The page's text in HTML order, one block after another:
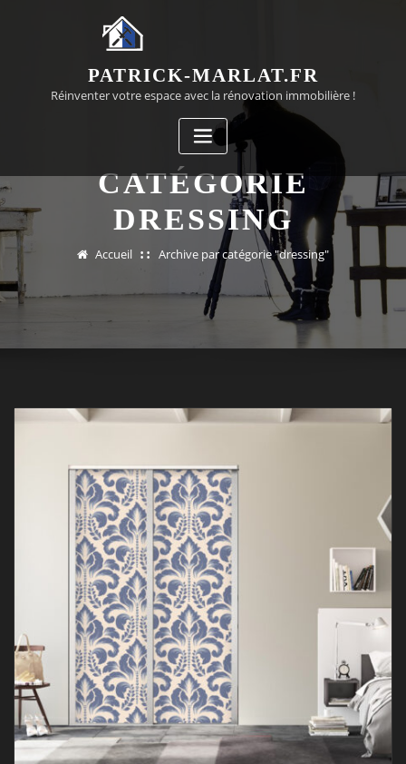
PATRICK-MARLAT.FR
Réinventer votre espace avec la rénovation immobilière !
CATÉGORIE
DRESSING
Accueil Archive par catégorie "dressing"